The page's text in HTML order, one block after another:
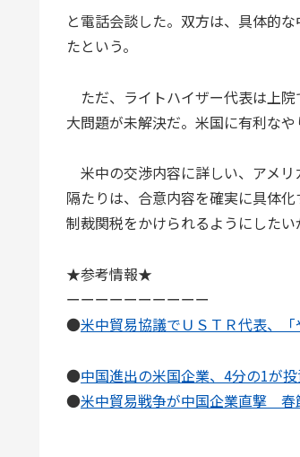
と電話会談した。双方は、具体的
たという。
ただ、ライトハイザー代表は上
大問題が未解決だ。米国に有利な
米中の交渉内容に詳しい、アメ
隔たりは、合意内容を確実に具体
制裁関税をかけられるようにした
★参考情報★
ーーーーーーーーーー
●米中貿易協議でＵＳＴＲ代表、
●中国進出の米国企業、4分の1が
●米中貿易戦争が中国企業直撃 春